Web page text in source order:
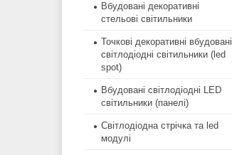
Вбудовані декоративні
стельові світильники
Точкові декоративні вбудовані
світлодіодні світильники (led
spot)
Вбудовані світлодіодні LED
світильники (панелі)
Світлодіодна стрічка та led
модулі